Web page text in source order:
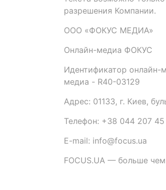
разрешения Компании.
ООО «ФОКУС МЕДИА»
Онлайн-медиа ФОКУС
Идентификатор онлайн-
медиа - R40-03129
Адрес: 01133, г. Киев,
Телефон: +38 044 207
E-mail: info@focus.ua
FOCUS.UA — больше